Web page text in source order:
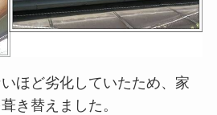
ほど劣化していたため、家
き替えました。